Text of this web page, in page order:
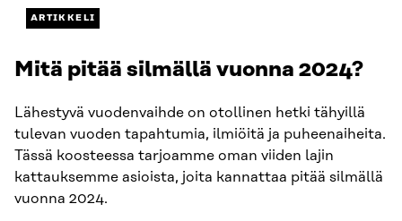
ARTIKKELI
Mitä pitää silmällä vuonna 2024?
Lähestyvä vuodenvaihde on otollinen hetki tähyillä
tulevan vuoden tapahtumia, ilmiöitä ja puheenaiheita.
Tässä koosteessa tarjoamme oman viiden lajin
kattauksemme asioista, joita kannattaa pitää silmällä
vuonna 2024.